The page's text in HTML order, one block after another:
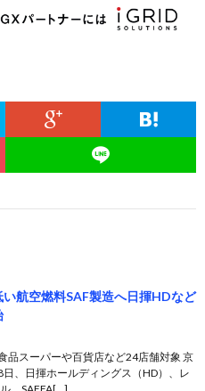
航空燃料SAF製造へ日揮HDなど
品スーパーや百貨店など24店舗対象 京
、日揮ホールディングス（HD）、レ